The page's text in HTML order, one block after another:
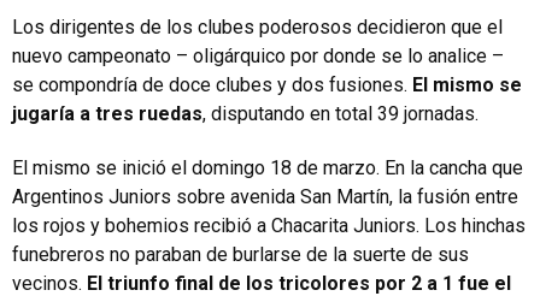
Los dirigentes de los clubes poderosos decidieron que el
nuevo campeonato – oligárquico por donde se lo analice –
se compondría de doce clubes y dos fusiones. El mismo se
jugaría a tres ruedas, disputando en total 39 jornadas.
El mismo se inició el domingo 18 de marzo. En la cancha que
Argentinos Juniors sobre avenida San Martín, la fusión entre
los rojos y bohemios recibió a Chacarita Juniors. Los hinchas
funebreros no paraban de burlarse de la suerte de sus
vecinos. El triunfo final de los tricolores por 2 a 1 fue el